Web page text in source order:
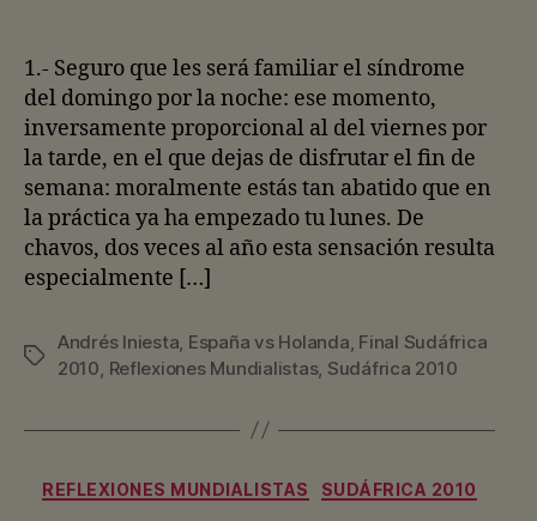
entrada
entrada
1.- Seguro que les será familiar el síndrome
del domingo por la noche: ese momento,
inversamente proporcional al del viernes por
la tarde, en el que dejas de disfrutar el fin de
semana: moralmente estás tan abatido que en
la práctica ya ha empezado tu lunes. De
chavos, dos veces al año esta sensación resulta
especialmente […]
Etiquetas
Andrés Iniesta España vs Holanda Final Sudáfrica
2010 Reflexiones Mundialistas, Sudáfrica 2010
Categorías
REFLEXIONES MUNDIALISTAS SUDÁFRICA 2010